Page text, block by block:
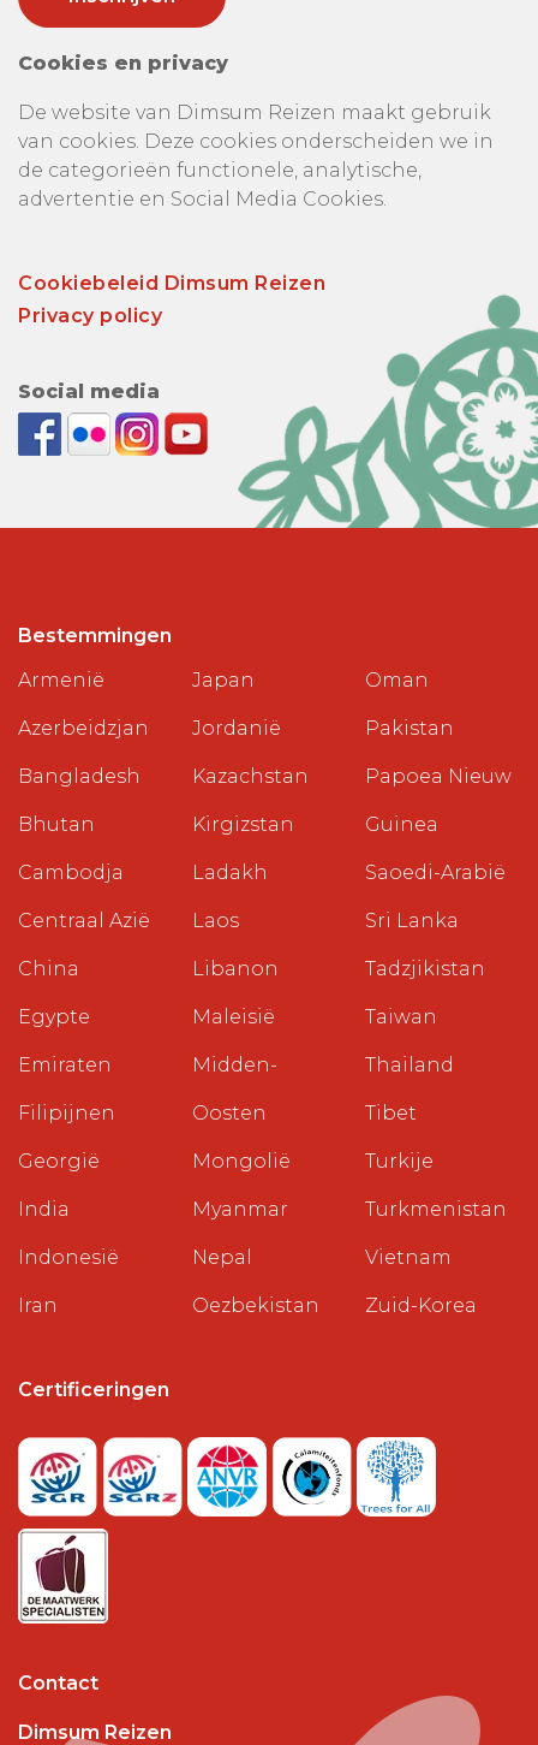
Cookies en privacy
De website van Dimsum Reizen maakt gebruik
van cookies. Deze cookies onderscheiden we in
de categorieën functionele, analytische,
advertentie en Social Media Cookies.
Cookiebeleid Dimsum Reizen
Privacy policy
Social media
Bestemmingen
Armenië
Azerbeidzjan
Bangladesh
Bhutan
Cambodja
Centraal Azië
China
Egypte
Emiraten
Filipijnen
Georgië
India
Indonesië
Iran
Japan
Jordanië
Kazachstan
Kirgizstan
Ladakh
Laos
Libanon
Maleisië
Midden-
Oosten
Mongolië
Myanmar
Nepal
Oezbekistan
Oman
Pakistan
Papoea Nieuw
Guinea
Saoedi-Arabië
Sri Lanka
Tadzjikistan
Taiwan
Thailand
Tibet
Turkije
Turkmenistan
Vietnam
Zuid-Korea
Certificeringen
Contact
Dimsum Reizen